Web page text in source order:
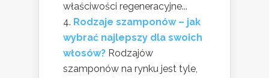
właściwości regeneracyjne...
Rodzaje szamponów – jak
wybrać najlepszy dla swoich
włosów? Rodzajów
szamponów na rynku jest tyle,